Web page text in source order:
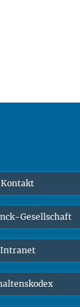
Kontakt
Gesellschaft
Intranet